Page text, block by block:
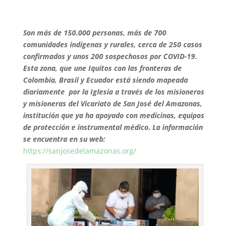
Son más de 150.000 personas, más de 700
comunidades indígenas y rurales, cerca de 250 casos
confirmados y unos 200 sospechosos por COVID-19.
Esta zona, que une Iquitos con las fronteras de
Colombia, Brasil y Ecuador está siendo mapeada
diariamente por la Iglesia a través de los misioneros
y misioneras del Vicariato de San José del Amazonas,
institución que ya ha apoyado con medicinas, equipos
de protección e instrumental médico. La información
se encuentra en su web:
https://sanjosedelamazonas.org/